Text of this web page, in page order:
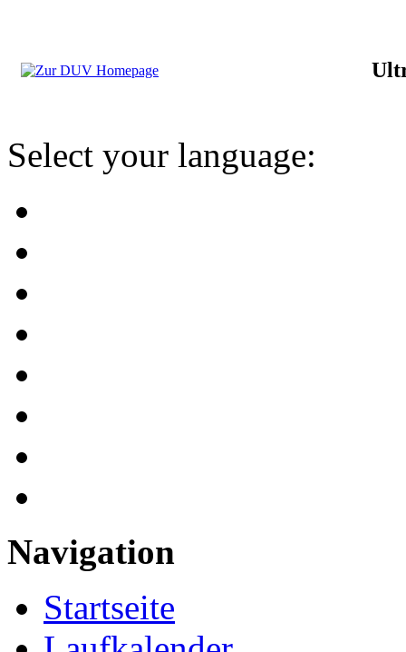
Select your language:
Navigation
Startseite